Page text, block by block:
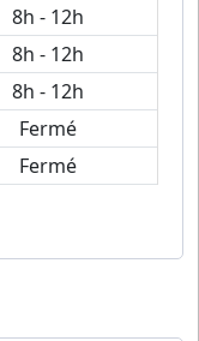
8h - 12h
8h - 12h
8h - 12h
Fermé
Fermé